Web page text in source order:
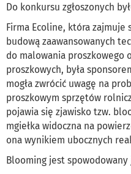
Do konkursu zgłoszonych
Firma Ecoline, która
budową zaawansowanych
do malowania proszkowego
proszkowych, była
mogła zwrócić uwagę na
proszkowym sprzętów
pojawia się zjawisko tzw.
mgiełka widoczna na
ona wynikiem ubocznych
Blooming jest